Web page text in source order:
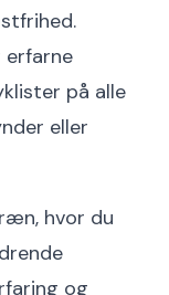
erfarne
på alle
eller
hvor du
og